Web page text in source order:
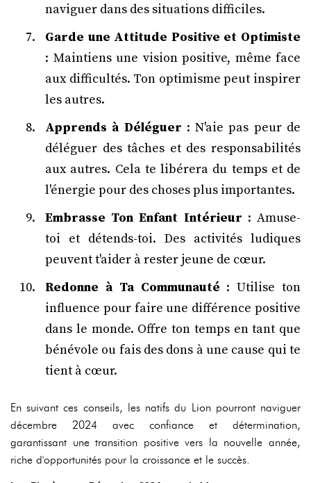
naviguer dans des situations difficiles.
Garde une Attitude Positive et Optimiste
: Maintiens une vision positive, même face
aux difficultés. Ton optimisme peut inspirer
les autres.
Apprends à Déléguer : N'aie pas peur de
déléguer des tâches et des responsabilités
aux autres. Cela te libérera du temps et de
l'énergie pour des choses plus importantes.
Embrasse Ton Enfant Intérieur : Amuse-
toi et détends-toi. Des activités ludiques
peuvent t'aider à rester jeune de cœur.
Redonne à Ta Communauté : Utilise ton
influence pour faire une différence positive
dans le monde. Offre ton temps en tant que
bénévole ou fais des dons à une cause qui te
tient à cœur.
En suivant ces conseils, les natifs du Lion pourront naviguer
décembre 2024 avec confiance et détermination,
garantissant une transition positive vers la nouvelle année,
riche d'opportunités pour la croissance et le succès.